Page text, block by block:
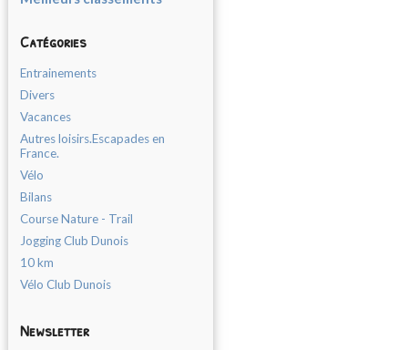
Catégories
Entrainements
Divers
Vacances
Autres loisirs.Escapades en
France.
Vélo
Bilans
Course Nature - Trail
Jogging Club Dunois
10 km
Vélo Club Dunois
Newsletter